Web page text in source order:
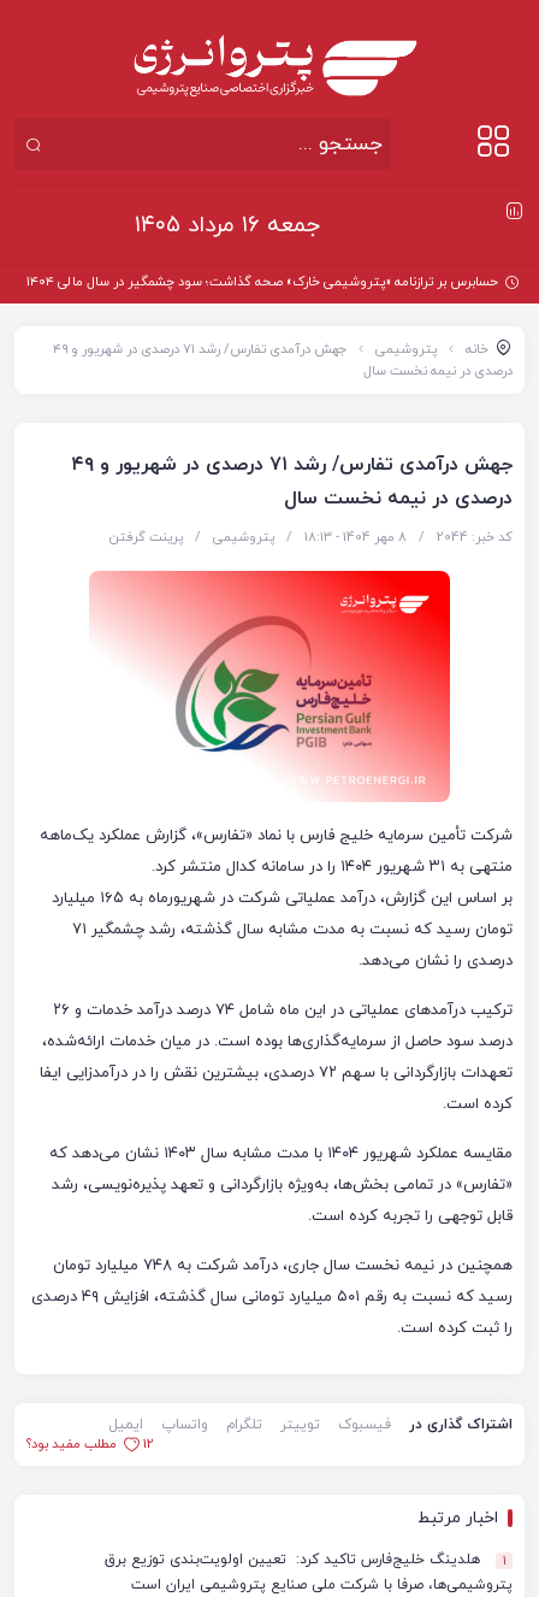
جمعه ۱۶ مرداد ۱۴۰۵
حسابرس بر ترازنامه «پتروشیمی خارک» صحه گذاشت؛ سود چشمگیر در سال مالی ۱۴۰۴
خانه پتروشیمی
جهش درآمدی تفارس/ رشد ۷۱ درصدی در شهریور و ۴۹
درصدی در نیمه نخست سال
جهش درآمدی تفارس/ رشد ۷۱ درصدی در شهریور و ۴۹
درصدی در نیمه نخست سال
کد خبر: 2044 / 8 مهر 1404 - ۱۸:۱۳ / پتروشیمی / پرینت گرفتن
شرکت تأمین سرمایه خلیج فارس با نماد «تفارس»، گزارش عملکرد یک‌ماهه
منتهی به ۳۱ شهریور ۱۴۰۴ را در سامانه کدال منتشر کرد.
بر اساس این گزارش، درآمد عملیاتی شرکت در شهریورماه به ۱۶۵ میلیارد
تومان رسید که نسبت به مدت مشابه سال گذشته، رشد چشمگیر ۷۱
درصدی را نشان می‌دهد.
ترکیب درآمدهای عملیاتی در این ماه شامل ۷۴ درصد درآمد خدمات و ۲۶
درصد سود حاصل از سرمایه‌گذاری‌ها بوده است. در میان خدمات ارائه‌شده،
تعهدات بازارگردانی با سهم ۷۲ درصدی، بیشترین نقش را در درآمدزایی ایفا
کرده است.
مقایسه عملکرد شهریور ۱۴۰۴ با مدت مشابه سال ۱۴۰۳ نشان می‌دهد که
«تفارس» در تمامی بخش‌ها، به‌ویژه بازارگردانی و تعهد پذیره‌نویسی، رشد
قابل توجهی را تجربه کرده است.
همچنین در نیمه نخست سال جاری، درآمد شرکت به ۷۴۸ میلیارد تومان
رسید که نسبت به رقم ۵۰۱ میلیارد تومانی سال گذشته، افزایش ۴۹ درصدی
را ثبت کرده است.
اشتراک گذاری در فیسبوک توییتر تلگرام واتساپ
ایمیل
12
مطلب مفید بود؟
اخبار مرتبط
1
هلدینگ خلیج‌فارس تاکید کرد: تعیین اولویت‌بندی توزیع برق
پتروشیمی‌ها، صرفا با شرکت ملی صنایع پتروشیمی ایران است